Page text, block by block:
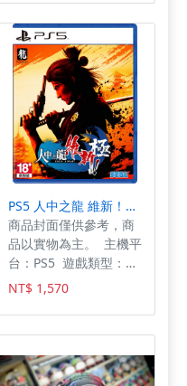
PS5 人中之龍 維新！極 中文版
商品封面僅供參考，商
品以實物為主。 主機平
台：PS5 遊戲類型：冒
險 首發地區：全球 首
發日期：2023-02-22
台灣發售：2023-02-22
遊戲人數：1人 作品分
級：限制級 製作廠商：
SEGA 發行廠商：SEGA
NT$ 1,570